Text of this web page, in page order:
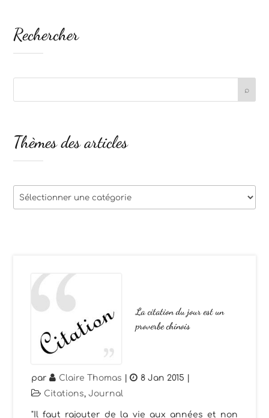
La citation du jour est un
proverbe chinois
par Claire Thomas | 8 Jan 2015 |
Citations,Journal
"Il faut rajouter de la vie aux années et non
Rechercher
Thèmes des articles
Thèmes
des